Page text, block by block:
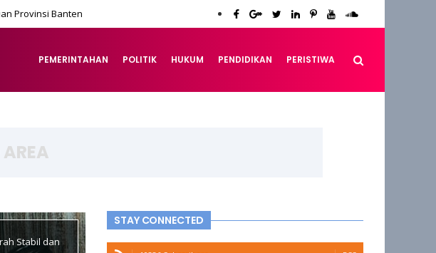
Provinsi Banten
PEMERINTAHAN POLITIK HUKUM PENDIDIKAN PERISTIWA
Stabil dan
STAY CONNECTED